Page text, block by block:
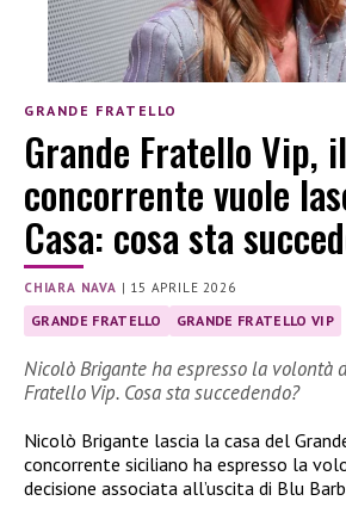
GRANDE FRATELLO
Grande Fratello Vip, il
concorrente vuole
Casa: cosa sta
CHIARA NAVA | 15 APRILE 2026
GRANDE FRATELLO GRANDE FRATELLO VIP
Nicolò Brigante ha espresso la volontà
Fratello Vip. Cosa sta succedendo?
Nicolò Brigante lascia la casa del
concorrente siciliano ha espresso la
decisione associata all’uscita di Blu